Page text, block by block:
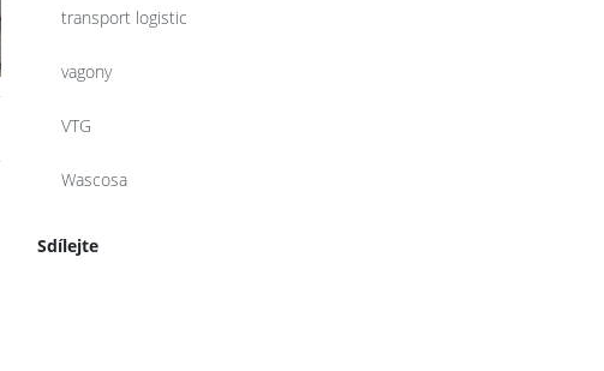
transport logistic
vagony
VTG
Wascosa
Sdílejte